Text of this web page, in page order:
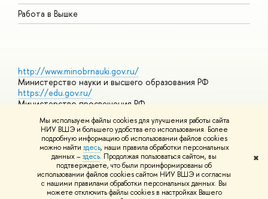
Мы используем файлы cookies для улучшения работы сайта
НИУ ВШЭ и большего удобства его использования. Более
подробную информацию об использовании файлов cookies
можно найти здесь, наши правила обработки персональных
данных –здесь. Продолжая пользоваться сайтом, вы
подтверждаете, что были проинформированы об
использовании файлов cookies сайтом НИУ ВШЭ и согласны
с нашими правилами обработки персональных данных. Вы
можете отключить файлы cookies в настройках Вашего
✖
Работа в Вышке
http://www.minobrnauki.gov.ru/
Министерство науки и высшего образования РФ
https://edu.gov.ru/
Министерство просвещения РФ
https://elearning.hse.ru/mooc
Массовые открытые онлайн-курсы
© НИУ ВШЭ 1993–2026 Адреса и контактыУсловия
использования материалов Политика конфиденциальности
Шрифты HSE Sans и HSE Slab разработаны вШколе дизайна НИУ